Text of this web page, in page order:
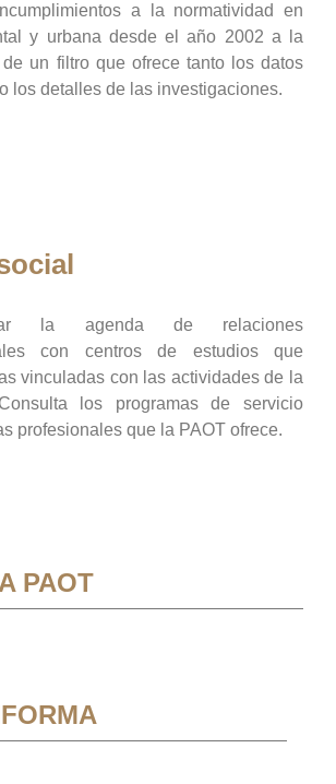
a la normatividad en
y urbana desde el año 2002 a la
un filtro que ofrece tanto los datos
los detalles de las investigaciones.
la agenda de relaciones
con centros de estudios que
vinculadas con las actividades de la
los programas de servicio
profesionales que la PAOT ofrece.
PAOT